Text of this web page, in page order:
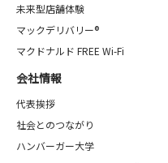
未来型店舗体験
マックデリバリー®
マクドナルド FREE Wi-Fi
会社情報
代表挨拶
社会とのつながり
ハンバーガー大学